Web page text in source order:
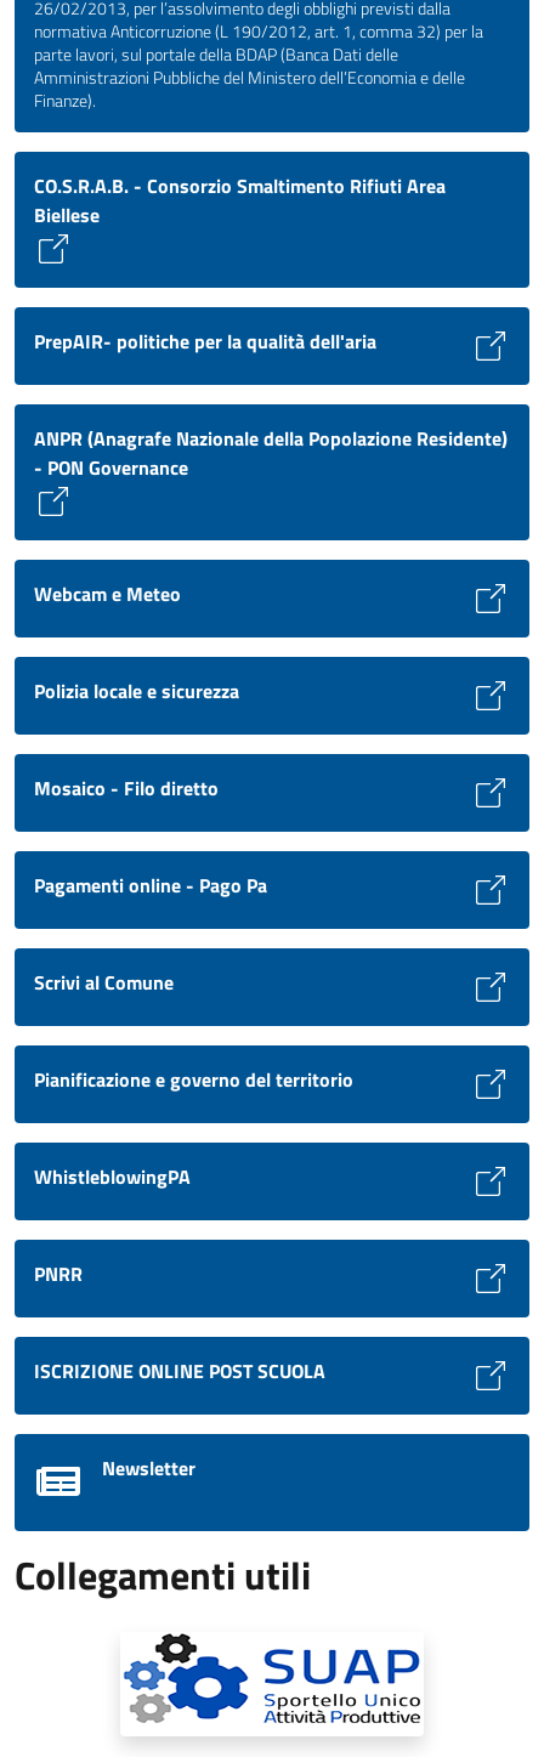
26/02/2013, per l’assolvimento degli obblighi previsti dalla
normativa Anticorruzione (L 190/2012, art. 1, comma 32) per la
parte lavori, sul portale della BDAP (Banca Dati delle
Amministrazioni Pubbliche del Ministero dell’Economia e delle
Finanze).
CO.S.R.A.B. - Consorzio Smaltimento Rifiuti Area
Biellese
PrepAIR- politiche per la qualità dell'aria
ANPR (Anagrafe Nazionale della Popolazione Residente)
- PON Governance
Webcam e Meteo
Polizia locale e sicurezza
Mosaico - Filo diretto
Pagamenti online - Pago Pa
Scrivi al Comune
Pianificazione e governo del territorio
WhistleblowingPA
PNRR
ISCRIZIONE ONLINE POST SCUOLA
Newsletter
Collegamenti utili